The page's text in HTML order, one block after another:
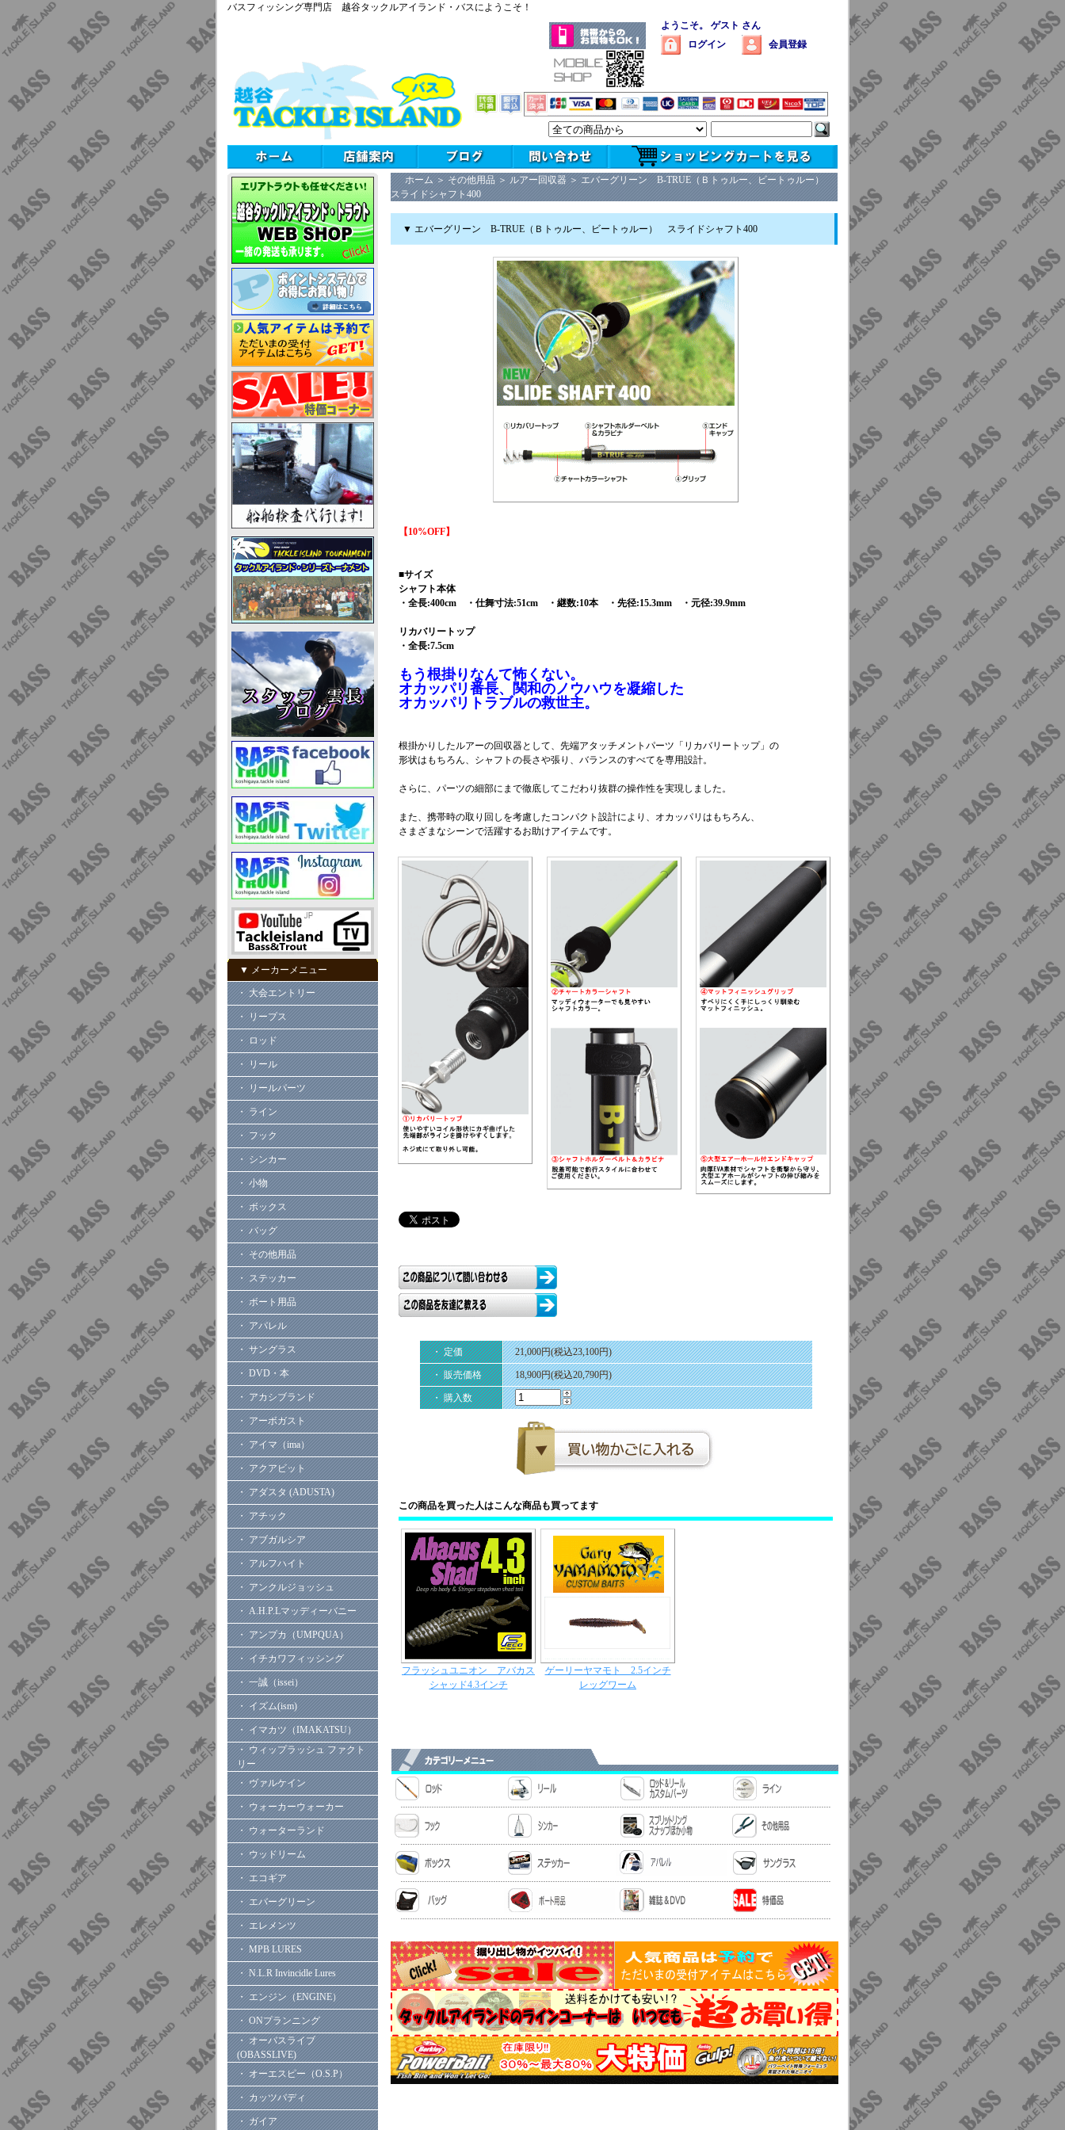
バスフィッシング専門店 越谷タックルアイランド・バスにようこそ！
ようこそ。 ゲスト さん
ログイン
会員登録
▼ メーカーメニュー
・ 大会エントリー
・ リープス
・ ロッド
・ リール
・ リールパーツ
・ ライン
・ フック
・ シンカー
・ 小物
・ ボックス
・ バッグ
・ その他用品
・ ステッカー
・ ボート用品
・ アパレル
・ サングラス
・ DVD・本
・ アカシブランド
・ アーボガスト
・ アイマ（ima）
・ アクアビット
・ アダスタ (ADUSTA)
・ アチック
・ アブガルシア
・ アルフハイト
・ アンクルジョッシュ
・ A.H.P.Lマッディーバニー
・ アンプカ（UMPQUA）
・ イチカワフィッシング
・ 一誠（issei）
・ イズム(ism)
・ イマカツ（IMAKATSU）
・ ウィップラッシュ ファクト
リー
・ ヴァルケイン
・ ウォーカーウォーカー
・ ウォーターランド
・ ウッドリーム
・ エコギア
・ エバーグリーン
・ エレメンツ
・ MPB LURES
・ N.L.R Invincidle Lures
・ エンジン（ENGINE）
・ ONプランニング
・ オーバスライブ
(OBASSLIVE)
・ オーエスピー（O.S.P）
・ カッツバディ
・ ガイア
ホーム ＞ その他用品 ＞ ルアー回収器 ＞ エバーグリーン B-TRUE（Ｂトゥルー、ビートゥルー）
スライドシャフト400
▼ エバーグリーン B-TRUE（Ｂトゥルー、ビートゥルー） スライドシャフト400
【10%OFF】
■サイズ
シャフト本体
・全長:400cm ・仕舞寸法:51cm ・継数:10本 ・先径:15.3mm ・元径:39.9mm
リカバリートップ
・全長:7.5cm
もう根掛りなんて怖くない。
オカッパリ番長、関和のノウハウを凝縮した
オカッパリトラブルの救世主。
根掛かりしたルアーの回収器として、先端アタッチメントパーツ「リカバリートップ」の
形状はもちろん、シャフトの長さや張り、バランスのすべてを専用設計。
さらに、パーツの細部にまで徹底してこだわり抜群の操作性を実現しました。
また、携帯時の取り回しを考慮したコンパクト設計により、オカッパリはもちろん、
さまざまなシーンで活躍するお助けアイテムです。
・ 定価 21,000円(税込23,100円)
・ 販売価格 18,900円(税込20,790円)
・ 購入数
この商品を買った人はこんな商品も買ってます
フラッシュユニオン アバカス
シャッド4.3インチ
ゲーリーヤマモト 2.5インチ
レッグワーム